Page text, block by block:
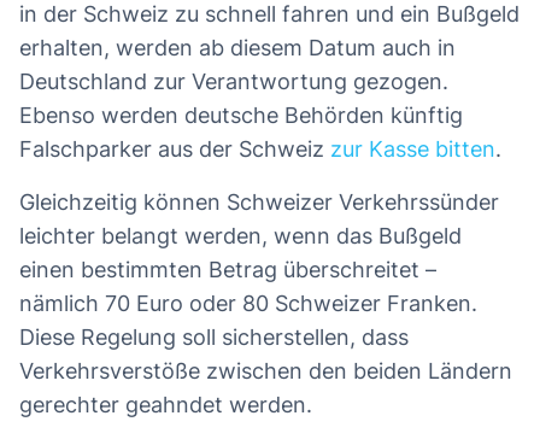
in der Schweiz zu schnell fahren und ein Bußgeld
erhalten, werden ab diesem Datum auch in
Deutschland zur Verantwortung gezogen.
Ebenso werden deutsche Behörden künftig
Falschparker aus der Schweiz zur Kasse bitten.
Gleichzeitig können Schweizer Verkehrssünder
leichter belangt werden, wenn das Bußgeld
einen bestimmten Betrag überschreitet –
nämlich 70 Euro oder 80 Schweizer Franken.
Diese Regelung soll sicherstellen, dass
Verkehrsverstöße zwischen den beiden Ländern
gerechter geahndet werden.